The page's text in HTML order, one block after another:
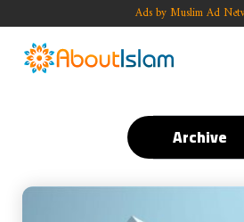
Ads by Muslim Ad
Archive